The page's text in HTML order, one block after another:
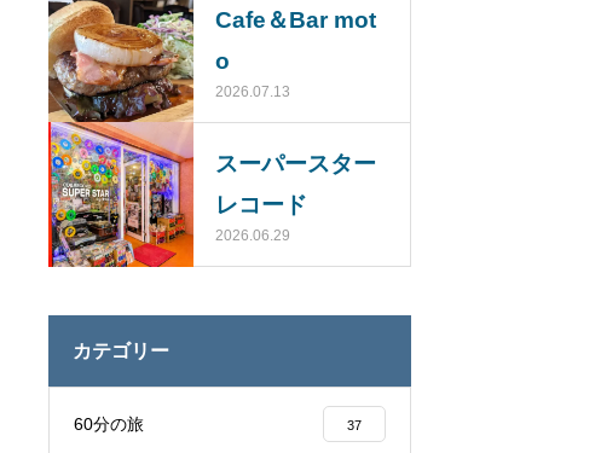
Cafe＆Bar mot
o
2026.07.13
スーパースター
レコード
2026.06.29
カテゴリー
60分の旅 37